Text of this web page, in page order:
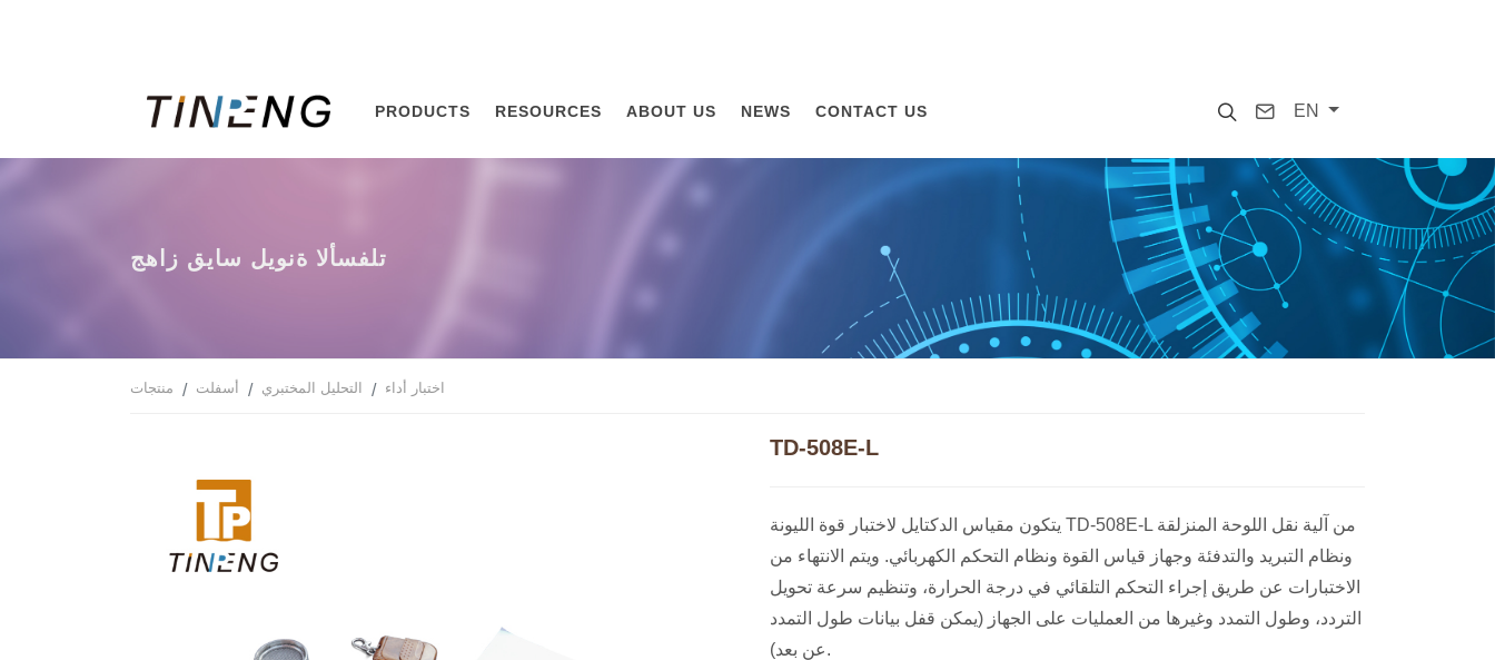
SearchContact
EN
PRODUCTS RESOURCES ABOUT US NEWS CONTACT US
جهاز قياس ليونة الأسفلت
منتجات أسفلت التحليل المختبري اختبار أداء
TD-508E-L
يتكون مقياس الدكتايل لاختبار قوة الليونة TD-508E-L من آلية نقل اللوحة المنزلقة
ونظام التبريد والتدفئة وجهاز قياس القوة ونظام التحكم الكهربائي. ويتم الانتهاء من
الاختبارات عن طريق إجراء التحكم التلقائي في درجة الحرارة، وتنظيم سرعة تحويل
التردد، وطول التمدد وغيرها من العمليات على الجهاز (يمكن قفل بيانات طول التمدد
عن بعد).